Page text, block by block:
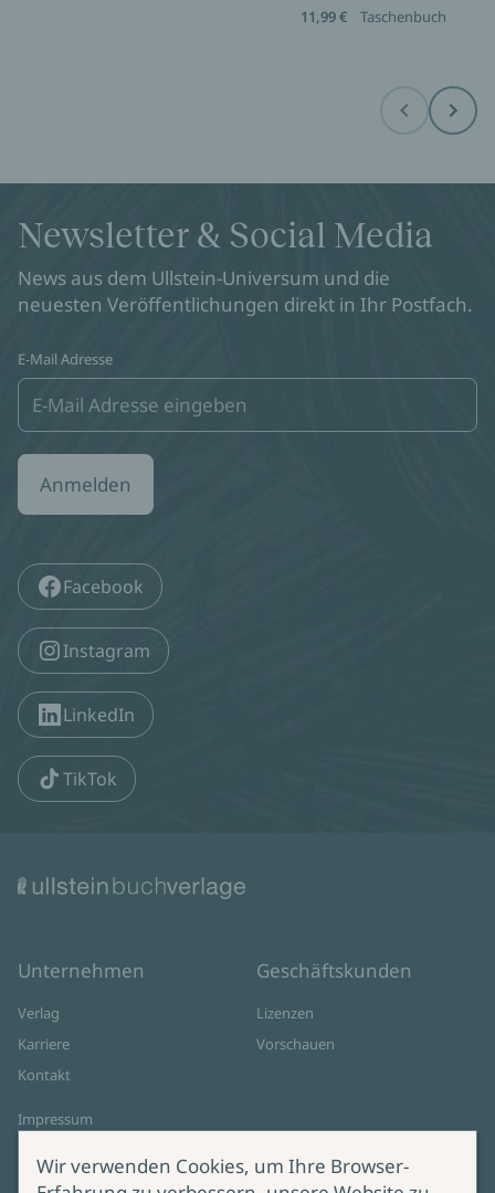
11,99 €
Taschenbuch
Before Next
Newsletter & Social Media
News aus dem Ullstein-Universum und die
neuesten Veröffentlichungen direkt in Ihr Postfach.
E-Mail Adresse
Anmelden
Facebook
Instagram
LinkedIn
TikTok
Unternehmen
Verlag
Karriere
Kontakt
Impressum
Cookie-Einstellungen
Geschäftskunden
Lizenzen
Vorschauen
Wir verwenden Cookies, um Ihre Browser-